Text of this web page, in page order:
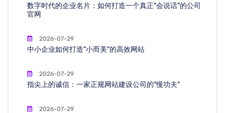
数字时代的企业名片：如何打造一个真正“会说话”的公司
官网
2026-07-29
中小企业如何打造“小而美”的高效网站
2026-07-29
指尖上的诚信：一家正规网站建设公司的“慢功夫”
2026-07-29